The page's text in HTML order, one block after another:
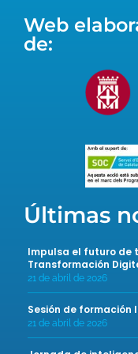
Web
de:
Últimas
Impulsa el futuro de
Transformación
21 de abril de 2026
Sesión de
21 de abril de 2026